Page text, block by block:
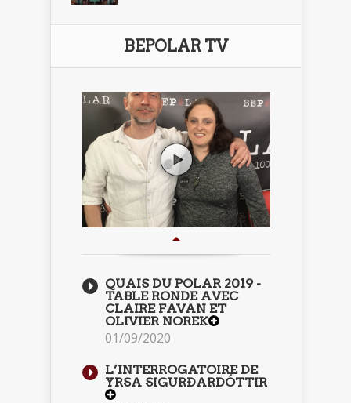
BEPOLAR TV
QUAIS DU POLAR 2019 -
TABLE RONDE AVEC
CLAIRE FAVAN ET
OLIVIER NOREK
01/09/2020
L’INTERROGATOIRE DE
YRSA SIGURÐARDÓTTIR